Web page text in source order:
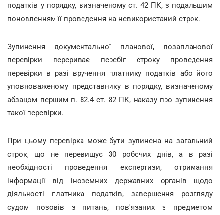
податків у порядку, визначеному ст. 42 ПК, з подальшим
поновленням її проведення на невикористаний строк.
Зупинення документальної планової, позапланової
перевірки перериває перебіг строку проведення
перевірки в разі вручення платнику податків або його
уповноваженому представнику в порядку, визначеному
абзацом першим п. 82.4 ст. 82 ПК, наказу про зупинення
такої перевірки.
При цьому перевірка може бути зупинена на загальний
строк, що не перевищує 30 робочих днів, а в разі
необхідності проведення експертизи, отримання
інформації від іноземних державних органів щодо
діяльності платника податків, завершення розгляду
судом позовів з питань, пов'язаних з предметом